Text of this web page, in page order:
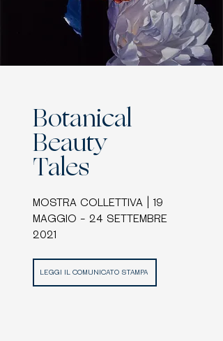
Botanical
Beauty
Tales
MOSTRA COLLETTIVA | 19
MAGGIO - 24 SETTEMBRE
2021
LEGGI IL COMUNICATO STAMPA